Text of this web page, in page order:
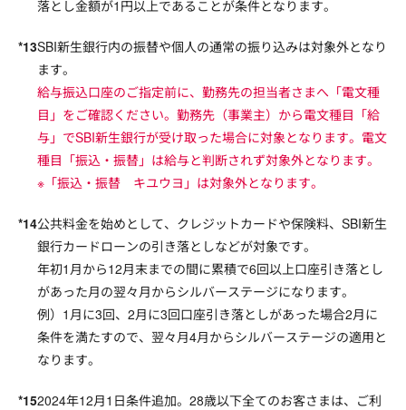
落とし金額が1円以上であることが条件となります。
SBI新生銀行内の振替や個人の通常の振り込みは対象外となり
ます。
給与振込口座のご指定前に、勤務先の担当者さまへ「電文種
目」をご確認ください。勤務先（事業主）から電文種目「給
与」でSBI新生銀行が受け取った場合に対象となります。電文
種目「振込・振替」は給与と判断されず対象外となります。
※「振込・振替 キユウヨ」は対象外となります。
公共料金を始めとして、クレジットカードや保険料、SBI新生
銀行カードローンの引き落としなどが対象です。
年初1月から12月末までの間に累積で6回以上口座引き落とし
があった月の翌々月からシルバーステージになります。
例）1月に3回、2月に3回口座引き落としがあった場合2月に
条件を満たすので、翌々月4月からシルバーステージの適用と
なります。
2024年12月1日条件追加。28歳以下全てのお客さまは、ご利